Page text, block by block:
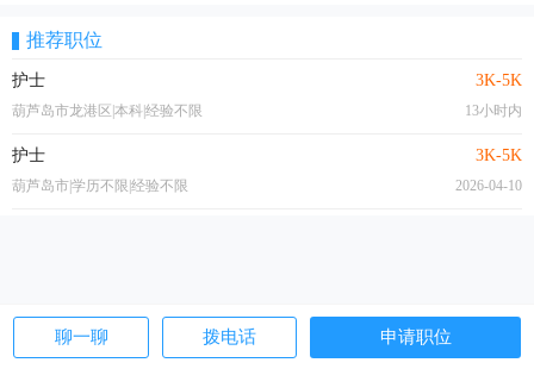
聊一聊 拨电话 申请职位
推荐职位
护士 3K-5K
葫芦岛市龙港区|本科|经验不限 13小时内
护士 3K-5K
葫芦岛市|学历不限|经验不限 2026-04-10